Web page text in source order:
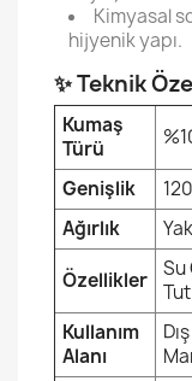
Kimyasal
hijyenik yapı.
✨ Teknik
Kumaş
Türü
Genişlik
Ağırlık
Özellikler
Su
Kullanım
Alanı